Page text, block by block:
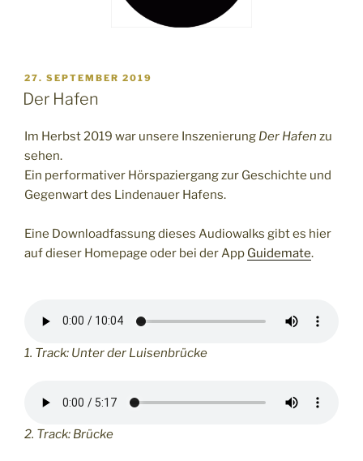
VERÖFFENTLICHT
AM
27. SEPTEMBER 2019
Der Hafen
Im Herbst 2019 war unsere Inszenierung Der Hafen zu
sehen.
Ein performativer Hörspaziergang zur Geschichte und
Gegenwart des Lindenauer Hafens.
Eine Downloadfassung dieses Audiowalks gibt es hier
auf dieser Homepage oder bei der App Guidemate.
1. Track: Unter der Luisenbrücke
2. Track: Brücke